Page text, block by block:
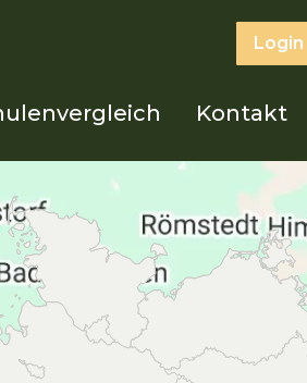
Login
Kontakt